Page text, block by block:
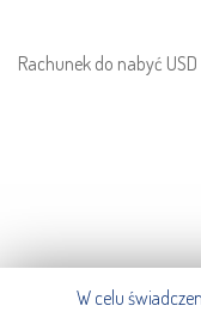
Rachunek do nabyć USD
W celu